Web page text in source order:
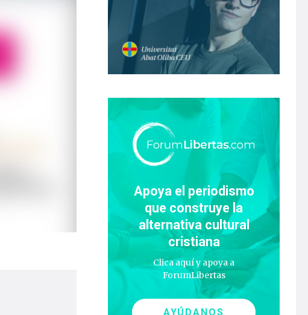
Apoya el periodismo
que construye la
alternativa cultural
cristiana
Clica aquí y apoya a
ForumLibertas
AYÚDANOS